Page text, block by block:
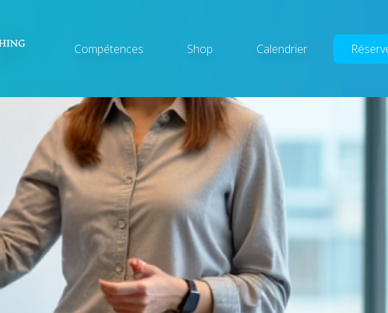
navigation
Compétences Shop Calendrier